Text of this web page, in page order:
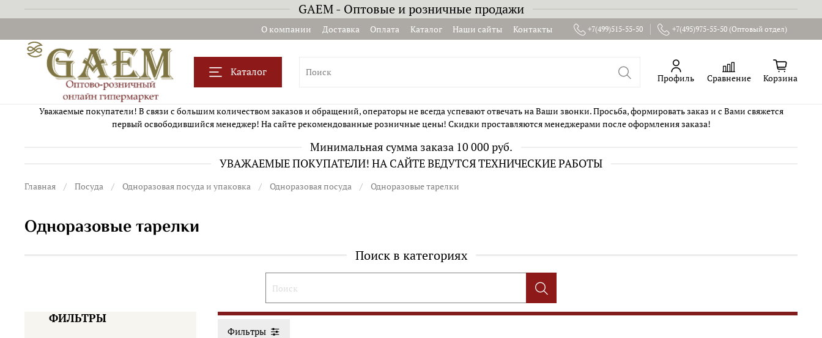
GAEM - Оптовые и розничные продажи
О компании Доставка Оплата Каталог Наши сайты Контакты +7(499)515-55-50 +7(495)975-55-50 (Оптовый отдел)
Каталог Профиль Сравнение Корзина
Уважаемые покупатели! В связи с большим количеством заказов и обращений, операторы не всегда успевают отвечать на Ваши звонки. Просьба, формировать заказ и с Вами свяжется
первый освободившийся менеджер! На сайте рекомендованные розничные цены! Скидки проставляются менеджерами после оформления заказа!
Минимальная сумма заказа 10 000 руб.
УВАЖАЕМЫЕ ПОКУПАТЕЛИ! НА САЙТЕ ВЕДУТСЯ ТЕХНИЧЕСКИЕ РАБОТЫ
Главная Посуда Одноразовая посуда и упаковка Одноразовая посуда Одноразовые тарелки
Одноразовые тарелки
Поиск в категориях
Фильтры
ФИЛЬТРЫ